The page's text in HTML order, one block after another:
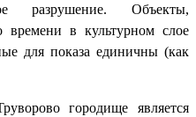
разрушение. Объекты,
времени в культурном слое
для показа единичны (как
городище является